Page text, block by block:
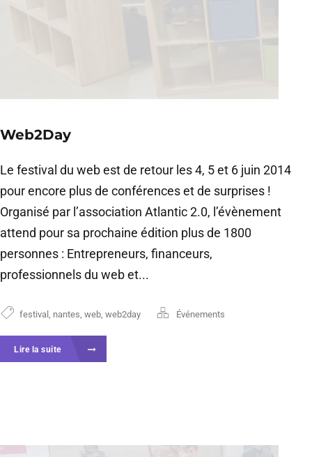
Web2Day
Le festival du web est de retour les 4, 5 et 6 juin 2014
pour encore plus de conférences et de surprises !
Organisé par lʼassociation Atlantic 2.0, lʼévènement
attend pour sa prochaine édition plus de 1800
personnes : Entrepreneurs, financeurs,
professionnels du web et...
festival nantes web web2day Événements
Lire la suite